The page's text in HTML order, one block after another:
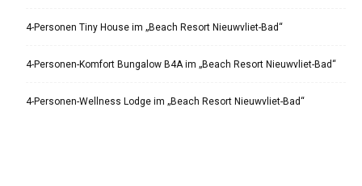
4-Personen Tiny House im „Beach Resort Nieuwvliet-Bad“
4-Personen-Komfort Bungalow B4A im „Beach Resort Nieuwvliet-Bad“
4-Personen-Wellness Lodge im „Beach Resort Nieuwvliet-Bad“